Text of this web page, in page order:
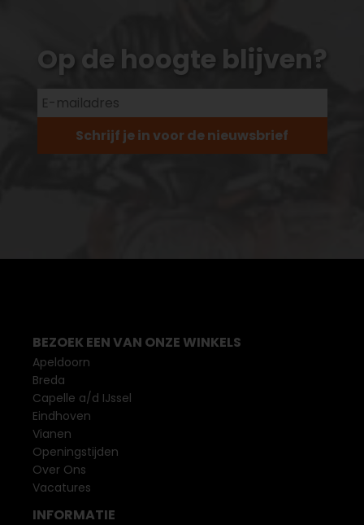
Op de hoogte blijven?
Schrijf je in voor de nieuwsbrief
BEZOEK EEN VAN ONZE WINKELS
Apeldoorn
Breda
Capelle a/d IJssel
Eindhoven
Vianen
Openingstijden
Over Ons
Vacatures
INFORMATIE